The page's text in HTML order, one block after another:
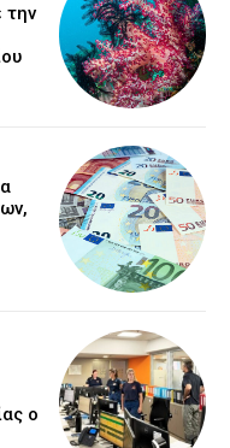
την
ο